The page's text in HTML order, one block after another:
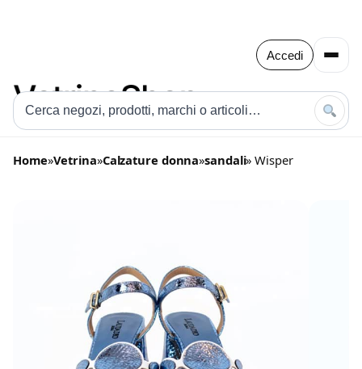
Accedi
Home»Vetrina»Calzature donna»sandali» Wisper